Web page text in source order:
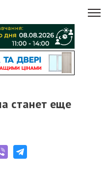
станет еще